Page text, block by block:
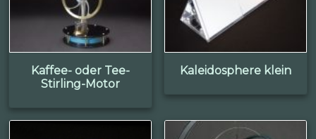
Kaffee- oder Tee-
Stirling-Motor
Kaleidosphere klein